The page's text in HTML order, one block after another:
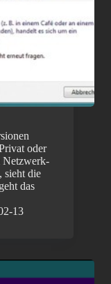
oder
Netzwerk-
sieht die
das
13